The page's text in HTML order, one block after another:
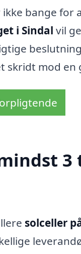
bange for
i Sindal vil
skridt mod en
3
solceller